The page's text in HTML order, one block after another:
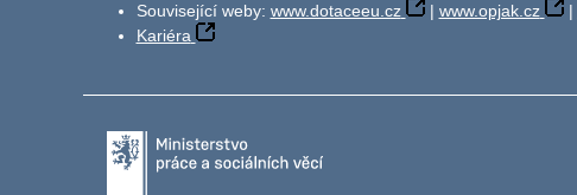
Související weby: www.dotaceeu.cz | www.opjak.cz |
Kariéra